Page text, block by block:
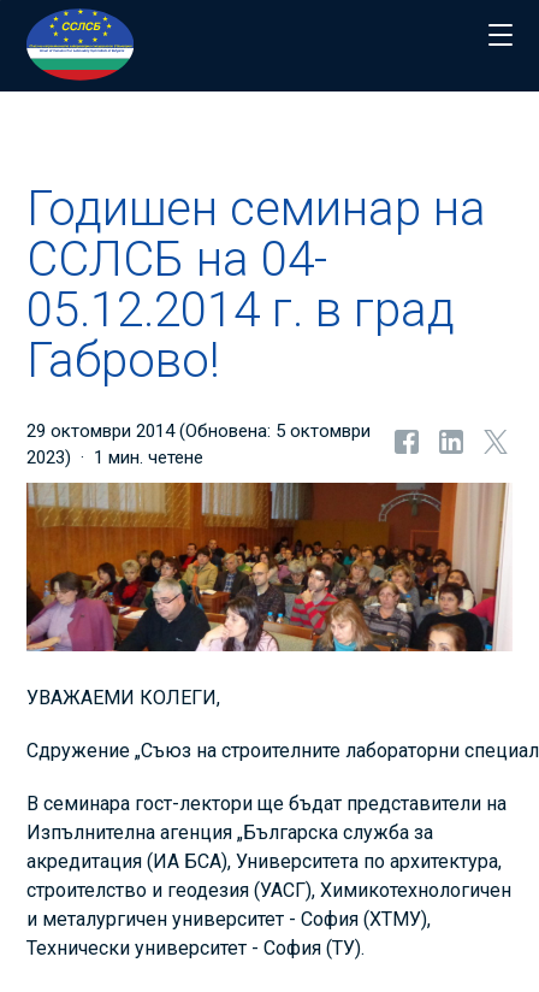
Годишен семинар на
ССЛСБ на 04-
05.12.2014 г. в град
Габрово!
29 октомври 2014(Обновена: 5 октомври
2023) 1 мин. четене
УВАЖАЕМИ КОЛЕГИ,
Сдружение „Съюз на строителните лабораторни
В семинара гост-лектори ще бъдат представители на
Изпълнителна агенция „Българска служба за
акредитация (ИА БСА), Университета по архитектура,
строителство и геодезия (УАСГ), Химикотехнологичен
и металургичен университет - София (ХТМУ),
Технически университет - София (ТУ).